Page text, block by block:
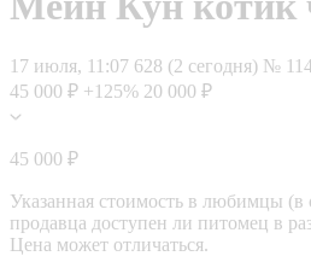
17 июля, 11:07 628 (2 сегодня) №
45 000 ₽ +125% 20 000 ₽
45 000 ₽
Указанная стоимость в любимцы
продавца доступен ли питомец в
Цена может отличаться.